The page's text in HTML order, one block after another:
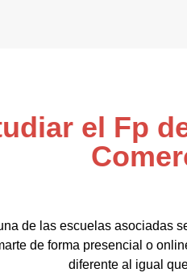
el Fp
de las escuelas asociadas
de forma presencial o
diferente al igual